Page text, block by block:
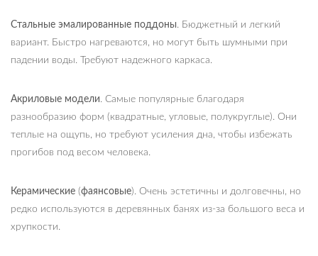
Стальные эмалированные поддоны. Бюджетный и легкий
вариант. Быстро нагреваются, но могут быть шумными при
падении воды. Требуют надежного каркаса.
Акриловые модели. Самые популярные благодаря
разнообразию форм (квадратные, угловые, полукруглые). Они
теплые на ощупь, но требуют усиления дна, чтобы избежать
прогибов под весом человека.
Керамические (фаянсовые). Очень эстетичны и долговечны, но
редко используются в деревянных банях из-за большого веса и
хрупкости.